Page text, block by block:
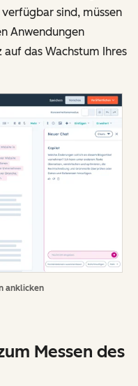
sind, müssen
Anwendungen
das Wachstum Ihres
anklicken
Messen des